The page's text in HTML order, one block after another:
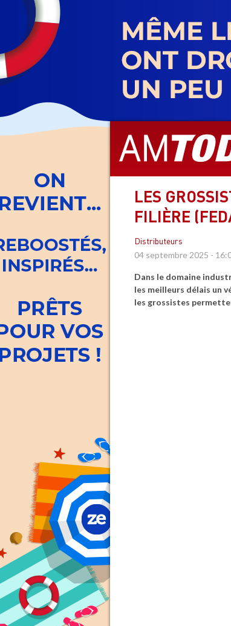
contenu
LES
FILIÈRE
Distributeurs
04 septembre 2025 -
Dans le domaine
les meilleurs délais un
les grossistes